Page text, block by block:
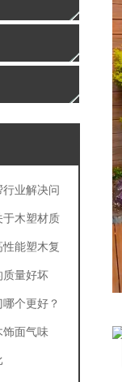
业解决问
于木塑材质
能塑木复
质量好坏
个更好？
饰面气味